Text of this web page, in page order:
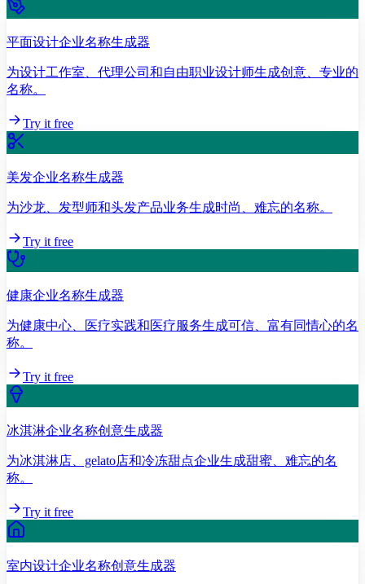
平面设计企业名称生成器
为设计工作室、代理公司和自由职业设计师生成创意、专业的
名称。
Try it free
美发企业名称生成器
为沙龙、发型师和头发产品业务生成时尚、难忘的名称。
Try it free
健康企业名称生成器
为健康中心、医疗实践和医疗服务生成可信、富有同情心的名
称。
Try it free
冰淇淋企业名称创意生成器
为冰淇淋店、gelato店和冷冻甜点企业生成甜蜜、难忘的名
称。
Try it free
室内设计企业名称创意生成器